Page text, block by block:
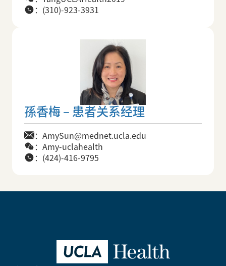
：(310)-923-3931
孫香梅 – 患者关系经理
：AmySun@mednet.ucla.edu
：Amy-uclahealth
：(424)-416-9795